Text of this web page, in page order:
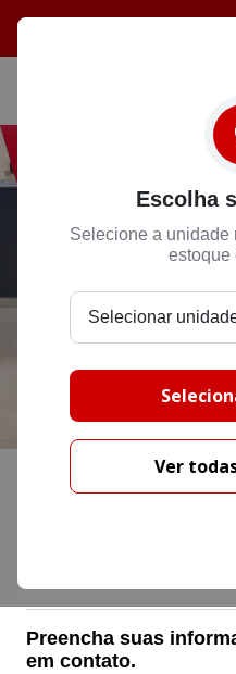
Preencha suas
em contato.
Escolha
Selecione a unidade
estoque
Selecionar
Ver